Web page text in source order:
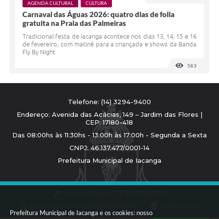
Prefeitura Municipal de Iacanga e os cookies: nosso
AGENDA CULTURAL CULTURA
Carnaval das Águas 2026: quatro dias de folia
gratuita na Praia das Palmeiras
Tradicional festa de Iacanga acontece nos dias 13, 14, 15 e 16
de fevereiro, com matinê para a criançada e shows da Banda
Fly By Night
583
Telefone: (14) 3294-9400
Endereço: Avenida das Acácias, 149 – Jardim das Flores |
CEP: 17180-418
Das 08:00hs às 11:30hs - 13:00h às 17:00h - Segunda a Sexta
CNPJ: 46.137.477/0001-14
Prefeitura Municipal de Iacanga